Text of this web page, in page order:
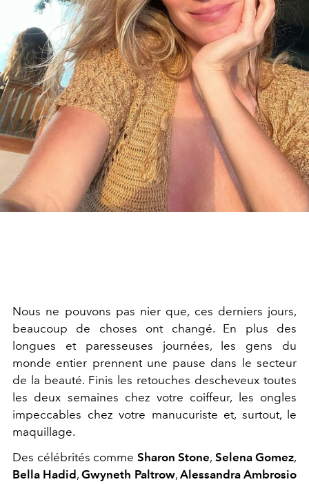
Nous ne pouvons pas nier que, ces derniers jours,
beaucoup de choses ont changé. En plus des
longues et paresseuses journées, les gens du
monde entier prennent une pause dans le secteur
de la beauté. Finis les retouches descheveux toutes
les deux semaines chez votre coiffeur, les ongles
impeccables chez votre manucuriste et, surtout, le
maquillage.
Des célébrités comme Sharon Stone, Selena Gomez,
Bella Hadid ,Gwyneth Paltrow, Alessandra Ambrosio